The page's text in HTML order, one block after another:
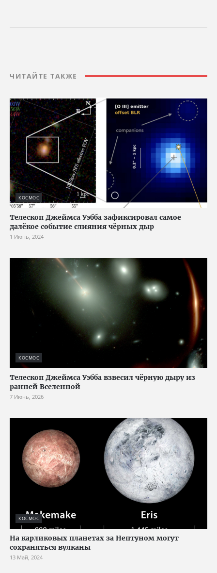
ЧИТАЙТЕ ТАКЖЕ
КОСМОС
Телескоп Джеймса Уэбба зафиксировал самое
далёкое событие слияния чёрных дыр
1 Июнь, 2024
КОСМОС
Телескоп Джеймса Уэбба взвесил чёрную дыру из
ранней Вселенной
7 Июнь, 2026
КОСМОС
На карликовых планетах за Нептуном могут
сохраняться вулканы
13 Май, 2024